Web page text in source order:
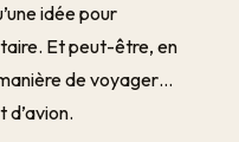
idée pour
Et peut-être, en
de voyager…
d’avion.